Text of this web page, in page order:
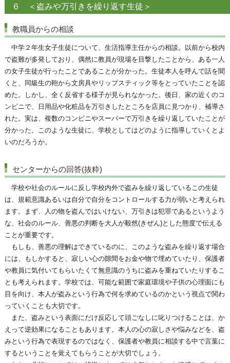
６ ＜盗みや万引きを繰り返す生徒＞
教職員からの相談
中学２年生女子生徒について、生活指導主任からの相談。以前から校内
で盗難が多発しており、偶然に教員が現場を目撃したことから、ある一人
の女子生徒が行ったことであることが分かった。生徒本人を呼んで話を聞
くと、同級生の鞄から文房具やリップスティック等をとっていたことを認
めた。しかし、全く反省する様子が見られなかった。後日、家の近くのコ
ンビニで、日用品や化粧品を万引きしたところを店員に見つかり、補導さ
れた。実は、複数のコンビニやスーパーで万引きを繰り返していたことが
分かった。このような生徒に、学校としてはどのように指導していくとよ
いのだろうか。
センターからの回答(抜粋)
学校や社会のルールに反し学校内外で盗みを繰り返しているこの生徒
は、規範意識あるいは自分で自分をコントロールする力が弱いと考えられ
ます。まず、人の物を盗んではいけない、万引きは犯罪であるというよう
な、社会のルール、善悪の判断を大人が毅然(きぜん)とした態度で伝える
ことが重要です。
もしも、善悪の理解はできているのに、このような盗みを繰り返す場合
には、もしかすると、寂しい心の隙間をお金や物で埋めていたり、保護者
や教員に気付いてもらいたくて無意識のうちに盗みを重ねていたりするこ
とも考えられます。学校では、可能な範囲で家庭環境や子供の心理面にも
目を向け、本人が盗みという行為で何を求めているのかという視点で関わ
っていくことも大切です。
また、盗みという表面にだけ反応して頭ごなしに叱りつけることは、か
えって逆効果になることもあります。本人の心の寂しさや悩みなどを、盗
みという行為で表現するのではなく、保護者や教員に相談する中で言葉に
するということを覚えてもらうことが大切でしょう。